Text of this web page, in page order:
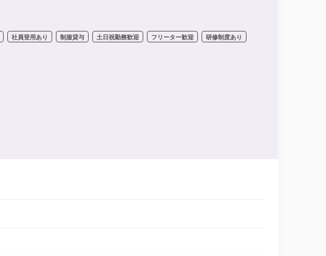
社員登用あり 制服貸与 土日祝勤務歓迎 フリーター歓迎 研修制度あり